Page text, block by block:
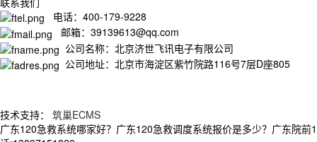
电话：400-179-9228
邮箱：39139613@qq.com
公司名称：北京济世飞讯电子有限公司
公司地址：北京市海淀区紫竹院路116号7层D座805
技术支持： 筑巢ECMS
广东120急救系统哪家好？广东120急救调度系统报价是多少？广东院